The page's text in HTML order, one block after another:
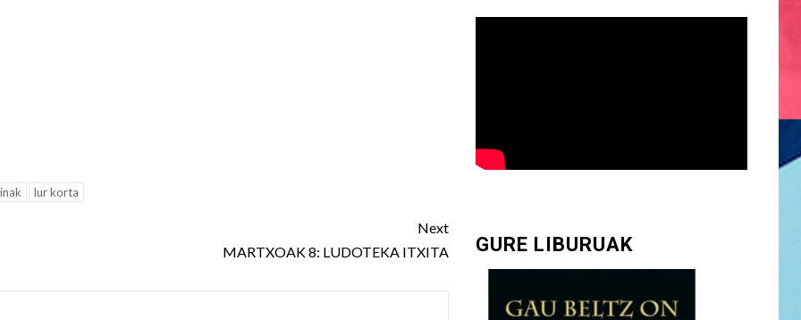
lur korta
Next
MARTXOAK 8: LUDOTEKA ITXITA
GURE LIBURUAK